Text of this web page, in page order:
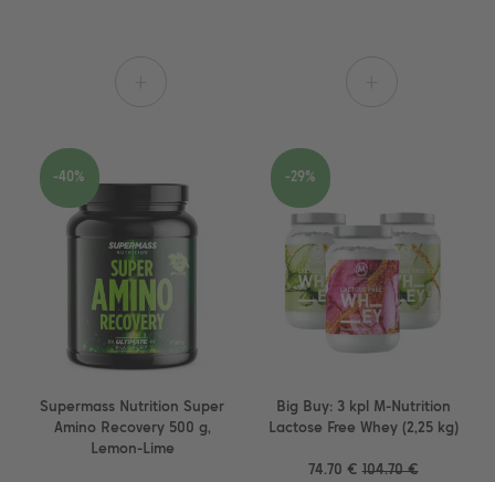
Supermass Nutrition Super
Amino Recovery 500 g,
Lemon-Lime
-40%
Big Buy: 3 kpl M-Nutrition
Lactose Free Whey (2,25 kg)
74.70 € 104.70 €
-29%